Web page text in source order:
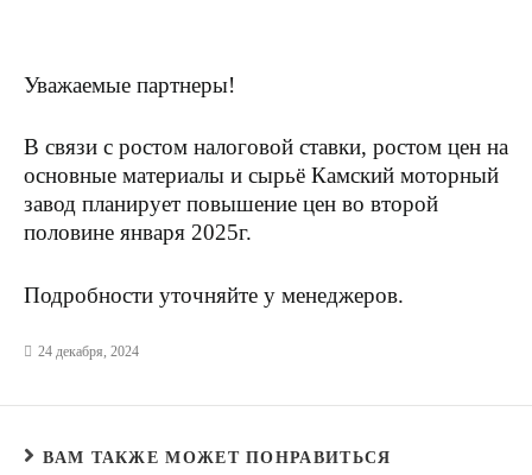
Уважаемые партнеры!
В связи с ростом налоговой ставки, ростом цен на
основные материалы и сырьё Камский моторный
завод планирует повышение цен во второй
половине января 2025г.
Подробности уточняйте у менеджеров.
24 декабря, 2024
ВАМ ТАКЖЕ МОЖЕТ ПОНРАВИТЬСЯ